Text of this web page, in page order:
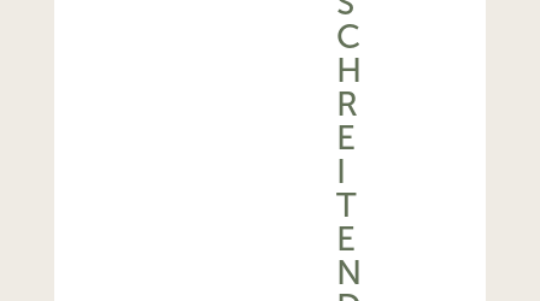
C
H
R
E
I
T
E
N